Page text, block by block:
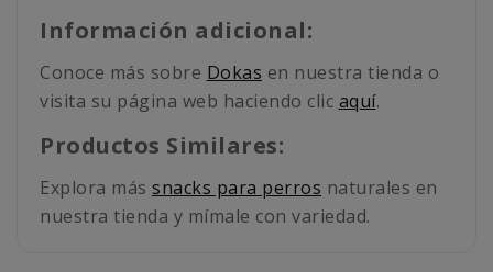
Información adicional:
Conoce más sobre Dokas en nuestra tienda o
visita su página web haciendo clic aquí.
Productos Similares:
Explora más snacks para perros naturales en
nuestra tienda y mímale con variedad.